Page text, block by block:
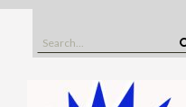
Search
for: